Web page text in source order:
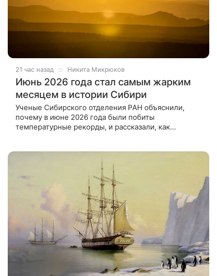
21 час назад Никита Микрюков
Июнь 2026 года стал самым жарким
месяцем в истории Сибири
Ученые Сибирского отделения РАН объяснили,
почему в июне 2026 года были побиты
температурные рекорды, и рассказали, как